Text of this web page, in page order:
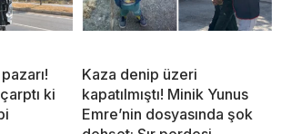
ki
Kaza denip üzeri
kapatılmıştı! Minik Yunus
Emre’nin dosyasında şok